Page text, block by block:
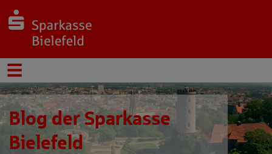
Blog der Sparkasse
Bielefeld